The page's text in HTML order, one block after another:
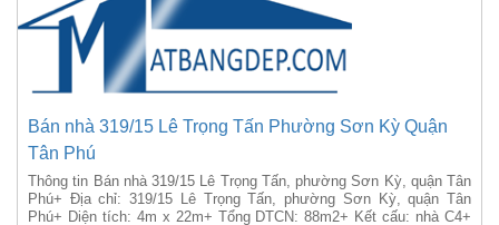
Bán nhà 319/15 Lê Trọng Tấn Phường Sơn Kỳ Quận
Tân Phú
Thông tin Bán nhà 319/15 Lê Trọng Tấn, phường Sơn Kỳ, quận Tân
Phú+ Địa chỉ: 319/15 Lê Trọng Tấn, phường Sơn Kỳ, quận Tân
Phú+ Diện tích: 4m x 22m+ Tổng DTCN: 88m2+ Kết cấu: nhà C4+